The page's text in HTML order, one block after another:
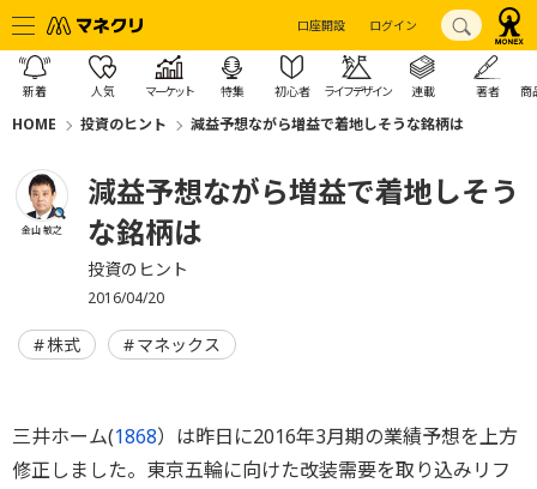
口座開設 ログイン
新着 人気 マーケット 特集 初心者 ライフデザイン 連載 著者 商
HOME 投資のヒント 減益予想ながら増益で着地しそうな銘柄は
金山 敏之
減益予想ながら増益で着地しそう
な銘柄は
投資のヒント
2016/04/20
株式 マネックス
三井ホーム(1868）は昨日に2016年3月期の業績予想を上方
修正しました。東京五輪に向けた改装需要を取り込みリフ